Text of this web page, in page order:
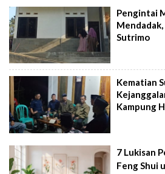
Pengintai
Mendadak,
Sutrimo
Kematian
Kampung
7 Lukisan
Feng Shui